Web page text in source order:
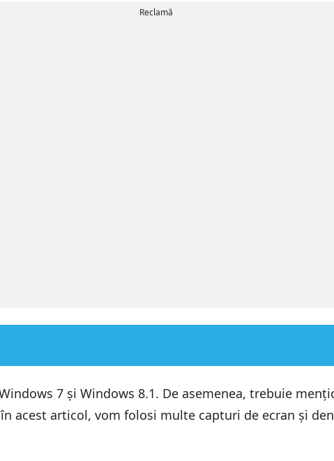
Reclamă
Overview (Privire de ansamblu).
Resource Monitor (Monitor resurse)
7 și Windows 8.1. De asemenea, trebuie
acest articol, vom folosi multe capturi de ecran și